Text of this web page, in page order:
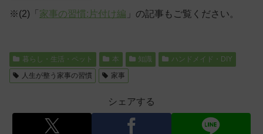
※(2)「 家事の習慣:片付け編 」の記事もご覧ください。
暮らし・生活・ペット 本 知識
ハンドメイド・DIY
人生が整う家事の習慣
家事
シェアする